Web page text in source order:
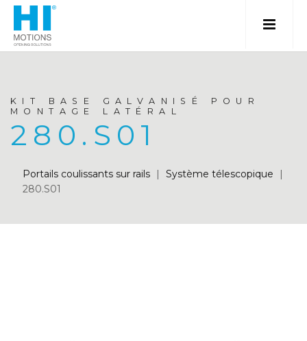
KIT BASE GALVANISÉ POUR
MONTAGE LATÉRAL
280.S01
Portails coulissants sur rails | Système télescopique
|
280.S01